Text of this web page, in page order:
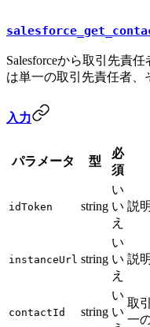
Salesforceから取引先責
は単一の取引先責任者、
入力
パラメータ 型
必
須
idToken string
い
い
え
説
instanceUrl string
い
い
え
説
contactId string
い
い
取
一